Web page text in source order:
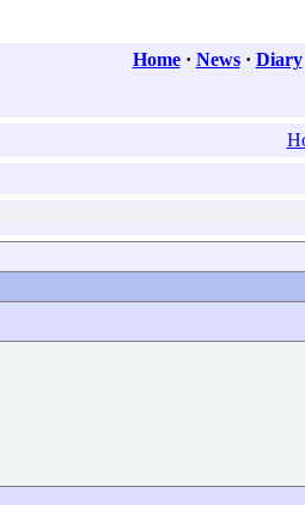
Home· News· Diary